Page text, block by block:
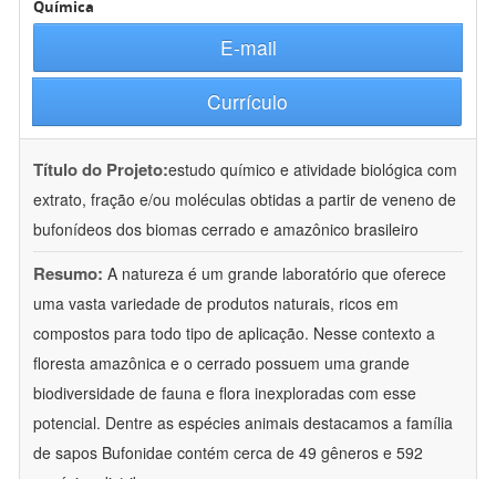
Química
E-mail
Currículo
Título do Projeto:estudo químico e atividade biológica com
extrato, fração e/ou moléculas obtidas a partir de veneno de
bufonídeos dos biomas cerrado e amazônico brasileiro
Resumo: A natureza é um grande laboratório que oferece
uma vasta variedade de produtos naturais, ricos em
compostos para todo tipo de aplicação. Nesse contexto a
floresta amazônica e o cerrado possuem uma grande
biodiversidade de fauna e flora inexploradas com esse
potencial. Dentre as espécies animais destacamos a família
de sapos Bufonidae contém cerca de 49 gêneros e 592